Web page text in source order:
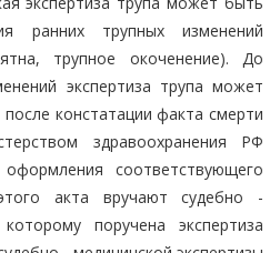
ранних трупных изменений
трупное окоченение). До
экспертиза трупа может
констатации факта смерти
здравоохранения РФ
соответствующего
акта вручают судебно -
поручена экспертиза